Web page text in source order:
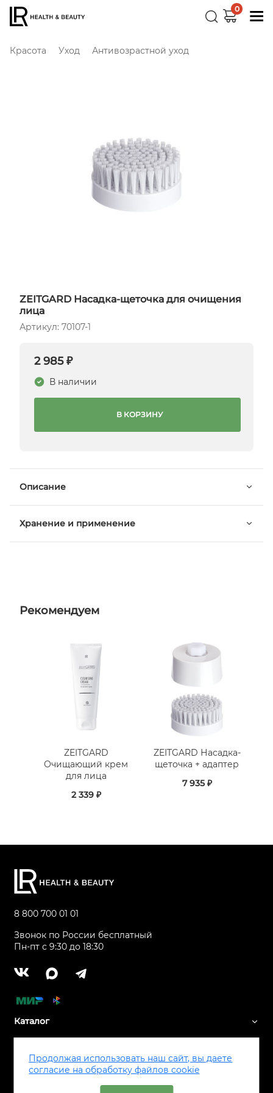
0
Красота Уход Антивозрастной уход
ZEITGARD Насадка-щеточка для очищения
лица
Артикул: 70107-1
2 985 ₽
В наличии
В КОРЗИНУ
Описание
Хранение и применение
Рекомендуем
ZEITGARD
Очищающий крем
для лица
2 339 ₽
ZEITGARD Насадка-
щеточка + адаптер
7 935 ₽
Продолжая использовать наш сайт, вы даете
согласие на обработку файлов cookie
8 800 700 01 01
Звонок по России бесплатный
Пн-пт с 9:30 до 18:30
Каталог
Все права защищены ® LR Health & Beauty, 2026